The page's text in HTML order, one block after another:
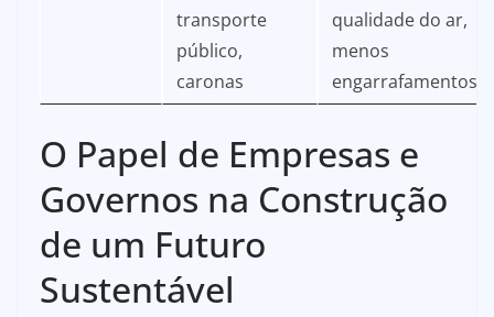
transporte
público,
caronas
qualidade do ar,
menos
engarrafamentos
O Papel de Empresas e
Governos na Construção
de um Futuro
Sustentável